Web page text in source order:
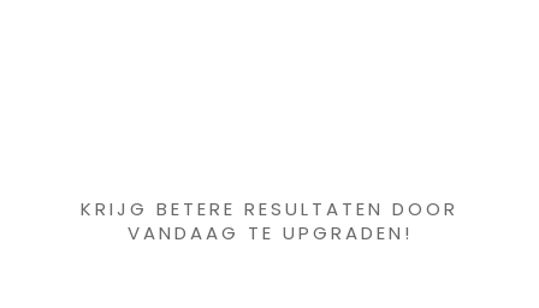
KRIJG BETERE RESULTATEN DOOR
VANDAAG TE UPGRADEN!